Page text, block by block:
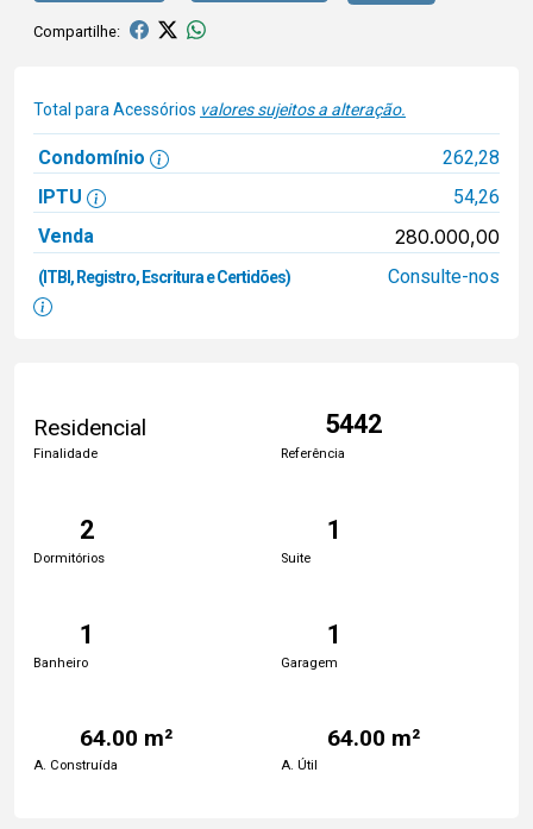
Compartilhe:
Total para Acessórios valores sujeitos a alteração.
Condomínio
262,28
IPTU
54,26
Venda
280.000,00
(ITBI, Registro, Escritura e Certidões) Consulte-nos
Residencial
Finalidade
5442
Referência
2
Dormitórios
1
Suite
1
Banheiro
1
Garagem
64.00 m²
A. Construída
64.00 m²
A. Útil